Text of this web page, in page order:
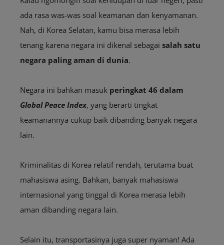
ada rasa was-was soal keamanan dan kenyamanan.
Nah, di Korea Selatan, kamu bisa merasa lebih
tenang karena negara ini dikenal sebagai salah satu
negara paling aman di dunia.
Negara ini bahkan masuk peringkat 46 dalam
Global Peace Index, yang berarti tingkat
keamanannya cukup baik dibanding banyak negara
lain.
Kriminalitas di Korea relatif rendah, terutama buat
mahasiswa asing. Bahkan, banyak mahasiswa
internasional yang tinggal di Korea merasa lebih
aman dibanding negara lain.
Selain itu, transportasinya juga super nyaman! Ada